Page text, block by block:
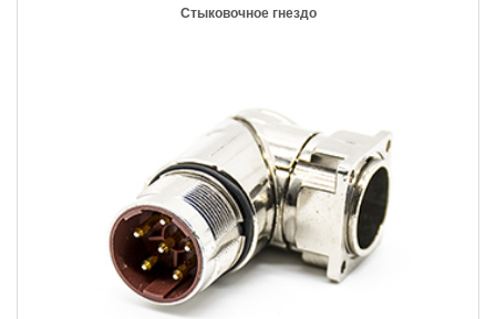
Стыковочное гнездо